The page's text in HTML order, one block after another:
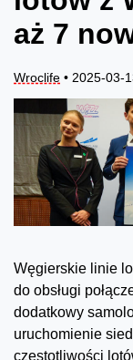
aż 7
Wroclife • 2025-03-
Węgierskie linie
do obsługi
dodatkowy
uruchomienie
częstotliwości